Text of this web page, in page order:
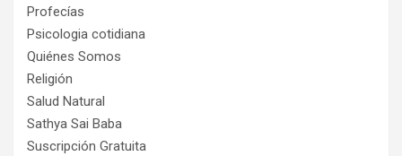
Profecías
Psicologia cotidiana
Quiénes Somos
Religión
Salud Natural
Sathya Sai Baba
Suscripción Gratuita